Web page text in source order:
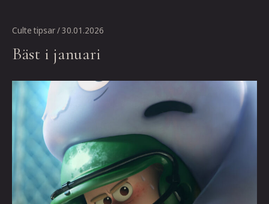
Culte tipsar/ 30.01.2026
Bäst i januari